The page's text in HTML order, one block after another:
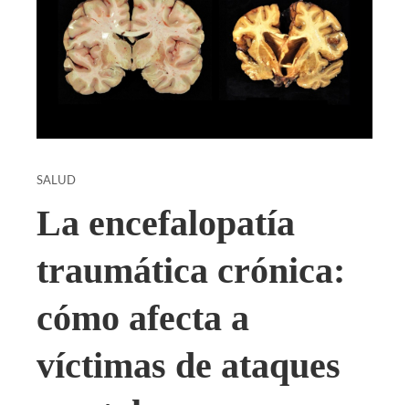
SALUD
La encefalopatía
traumática crónica:
cómo afecta a
víctimas de ataques